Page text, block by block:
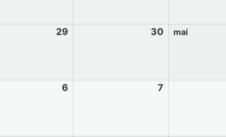
29 30 mai
6 7